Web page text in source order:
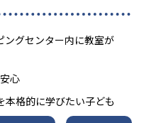
グセンター内に教室が
心
本格的に学びたい子ども